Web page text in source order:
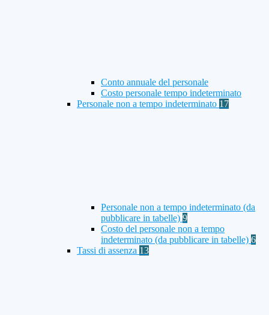
Conto annuale del personale
Costo personale tempo indeterminato
Personale non a tempo indeterminato 17
Personale non a tempo indeterminato (da
pubblicare in tabelle) 9
Costo del personale non a tempo
indeterminato (da pubblicare in tabelle) 6
Tassi di assenza 13